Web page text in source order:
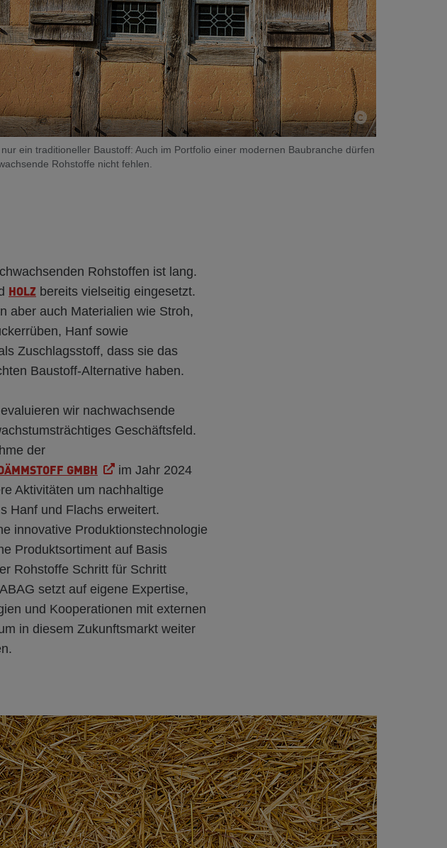
nur ein traditioneller Baustoff: Auch im Portfolio einer modernen Baubranche dürfen
Rohstoffe nicht fehlen.
Rohstoffen ist lang.
HOLZ bereits vielseitig eingesetzt.
aber auch Materialien wie Stroh,
Hanf sowie
Zuschlagsstoff, dass sie das
Baustoff-Alternative haben.
wir nachwachsende
Geschäftsfeld.
der
GMBH
im Jahr 2024
Aktivitäten um nachhaltige
Hanf und Flachs erweitert.
innovative Produktionstechnologie
Produktsortiment auf Basis
Rohstoffe Schritt für Schritt
setzt auf eigene Expertise,
und Kooperationen mit externen
in diesem Zukunftsmarkt weiter